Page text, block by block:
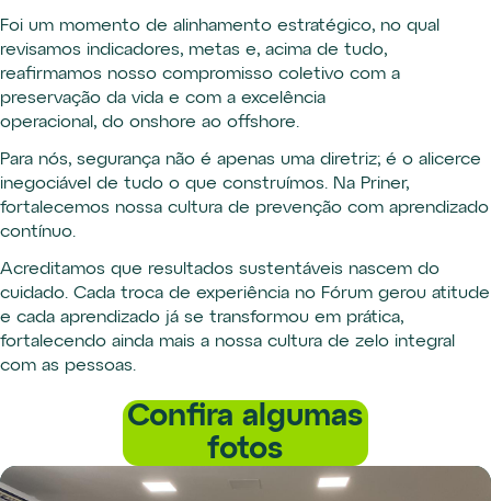
Foi um momento de alinhamento estratégico, no qual
revisamos indicadores, metas e, acima de tudo,
reafirmamos nosso compromisso coletivo com a
preservação da vida e com a excelência
operacional, do onshore ao offshore.
Para nós, segurança não é apenas uma diretriz; é o alicerce
inegociável de tudo o que construímos. Na Priner,
fortalecemos nossa cultura de prevenção com aprendizado
contínuo.
Acreditamos que resultados sustentáveis nascem do
cuidado. Cada troca de experiência no Fórum gerou atitude
e cada aprendizado já se transformou em prática,
fortalecendo ainda mais a nossa cultura de zelo integral
com as pessoas.
Confira algumas
fotos